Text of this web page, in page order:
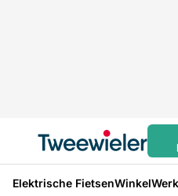
Elektrische FietsenWinkel